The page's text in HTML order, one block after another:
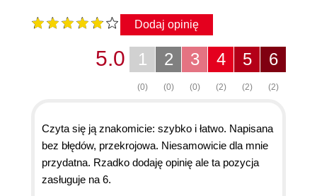
Dodaj opinię
6
(2)
5
(2)
4
(2)
3
(0)
2
(0)
1
(0)
5.0
Czyta się ją znakomicie: szybko i łatwo. Napisana
bez błędów, przekrojowa. Niesamowicie dla mnie
przydatna. Rzadko dodaję opinię ale ta pozycja
zasługuje na 6.